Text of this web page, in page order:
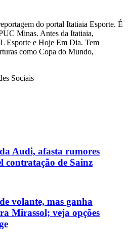
do portal Itatiaia Esporte. É
Minas. Antes da Itatiaia,
Esporte e Hoje Em Dia. Tem
como Copa do Mundo,
Sociais
Audi, afasta rumores
contratação de Sainz
volante, mas ganha
Mirassol; veja opções